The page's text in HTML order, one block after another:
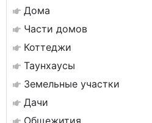
Дома
Части домов
Коттеджи
Таунхаусы
Земельные участки
Дачи
Общежития